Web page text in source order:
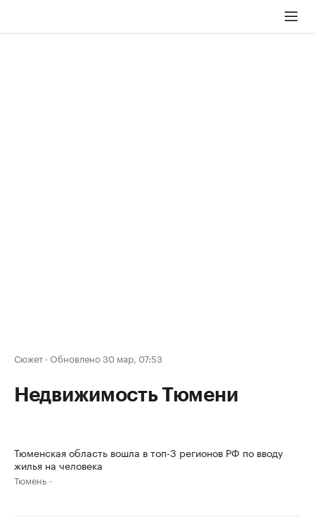
Сюжет · Обновлено 30 мар, 07:53
Недвижимость Тюмени
Тюменская область вошла в топ-3 регионов РФ по вводу
жилья на человека
Тюмень